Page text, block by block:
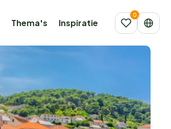
Thema's Inspiratie